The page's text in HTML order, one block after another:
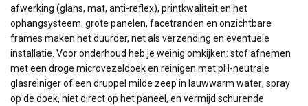
afwerking (glans, mat, anti-reflex), printkwaliteit en het
ophangsysteem; grote panelen, facetranden en onzichtbare
frames maken het duurder, net als verzending en eventuele
installatie. Voor onderhoud heb je weinig omkijken: stof afnemen
met een droge microvezeldoek en reinigen met pH-neutrale
glasreiniger of een druppel milde zeep in lauwwarm water; spray
op de doek, niet direct op het paneel, en vermijd schurende